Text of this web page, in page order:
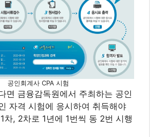
공인회계사 CPA 시험
면 금융감독원에서 주최하는 공인
자격 시험에 응시하여 취득해야
차, 2차로 1년에 1번씩 동 2번 시행